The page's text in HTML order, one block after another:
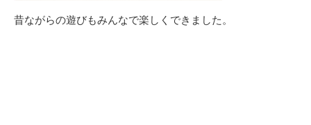
昔ながらの遊びもみんなで楽しくできました。